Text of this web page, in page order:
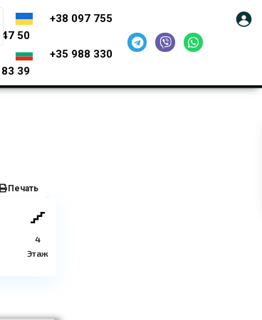
+38 097 755
47 50
+35 988 330
83 39
Печать
4
Этаж